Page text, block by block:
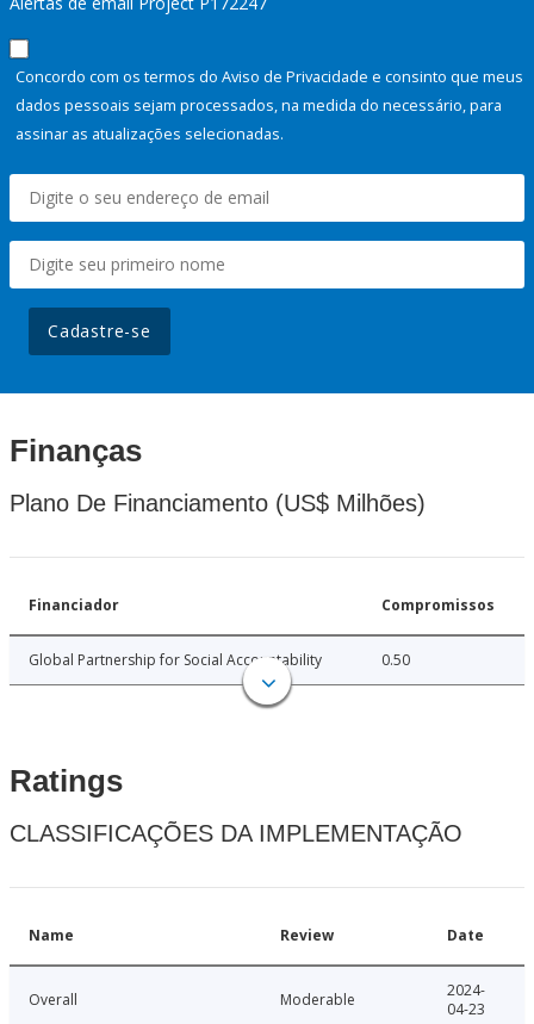
Concordo com os termos do Aviso de Privacidade e consinto que meus
dados pessoais sejam processados, na medida do necessário, para
assinar as atualizações selecionadas.
Cadastre-se
Finanças
Plano De Financiamento (US$ Milhões)
Financiador Compromissos
Global Partnership for Social Accountability 0.50
Ratings
CLASSIFICAÇÕES DA IMPLEMENTAÇÃO
Name Review Date
Overall Moderable
2024-
04-23